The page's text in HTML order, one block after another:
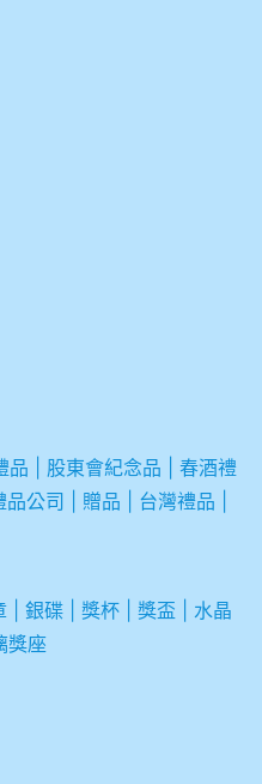
品 股東會紀念品
春酒禮
品公司 贈品 台灣禮品
銀碟 獎杯 獎盃
水晶
獎座